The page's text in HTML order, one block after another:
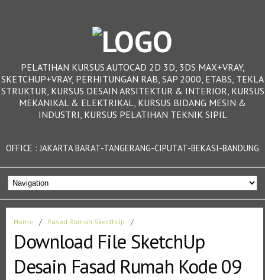
PELATIHAN KURSUS AUTOCAD 2D 3D, 3DS MAX+VRAY,
SKETCHUP+VRAY, PERHITUNGAN RAB, SAP 2000, ETABS, TEKLA
STRUKTUR, KURSUS DESAIN ARSITEKTUR & INTERIOR, KURSUS
MEKANIKAL & ELEKTRIKAL, KURSUS BIDANG MESIN &
INDUSTRI, KURSUS PELATIHAN TEKNIK SIPIL
OFFICE : JAKARTA BARAT-TANGERANG-CIPUTAT-BEKASI-BANDUNG
Home / Fasad Rumah SkecthUp /
Download File SketchUp
Desain Fasad Rumah Kode 09